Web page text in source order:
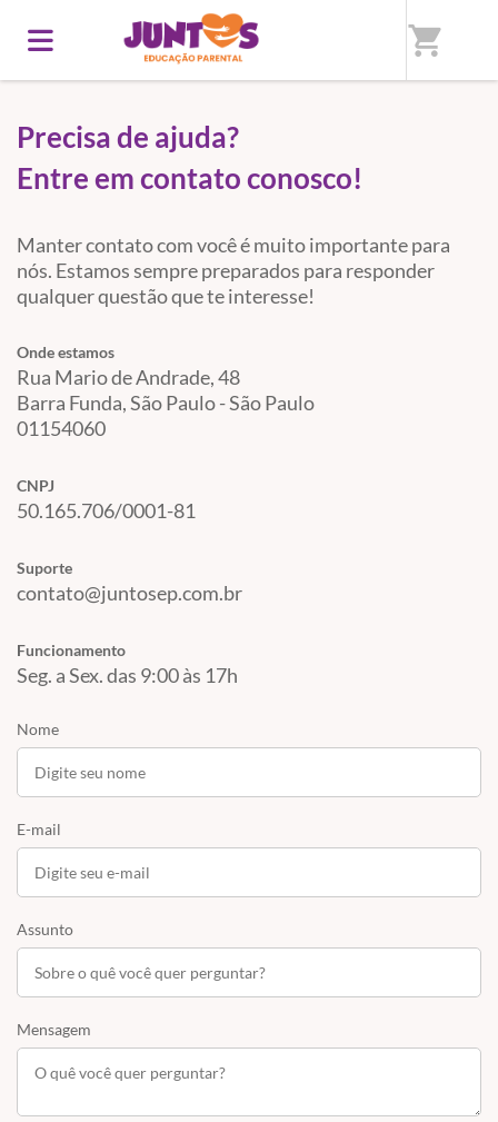
shopping_cart
Início/ Fale conosco
Precisa de ajuda?
Entre em contato conosco!
Manter contato com você é muito importante para
nós. Estamos sempre preparados para responder
qualquer questão que te interesse!
Onde estamos
Rua Mario de Andrade, 48
Barra Funda, São Paulo - São Paulo
01154060
CNPJ
50.165.706/0001-81
Suporte
contato@juntosep.com.br
Funcionamento
Seg. a Sex. das 9:00 às 17h
Nome
E-mail
Assunto
Mensagem